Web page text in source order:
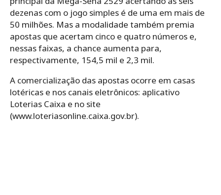
dezenas com o jogo simples é de uma em mais de
50 milhões. Mas a modalidade também premia
apostas que acertam cinco e quatro números e,
nessas faixas, a chance aumenta para,
respectivamente, 154,5 mil e 2,3 mil.
A comercialização das apostas ocorre em casas
lotéricas e nos canais eletrônicos: aplicativo
Loterias Caixa e no site
(www.loteriasonline.caixa.gov.br).